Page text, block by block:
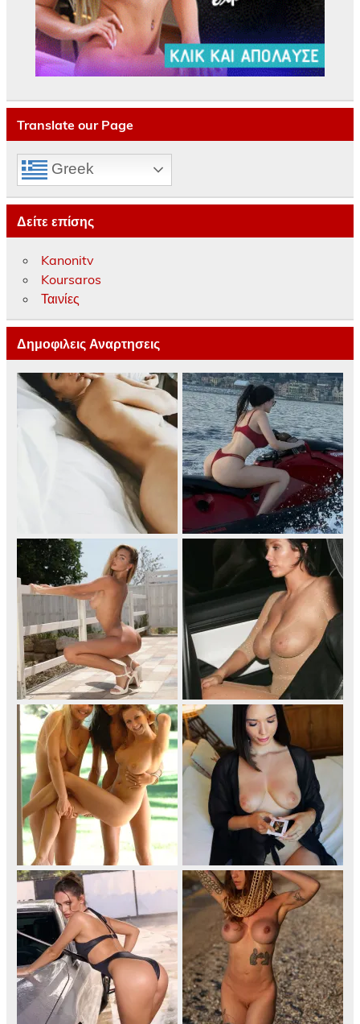
Translate our Page
Greek
Δείτε επίσης
Kanonitv
Koursaros
Ταινίες
Δημοφιλεις Αναρτησεις